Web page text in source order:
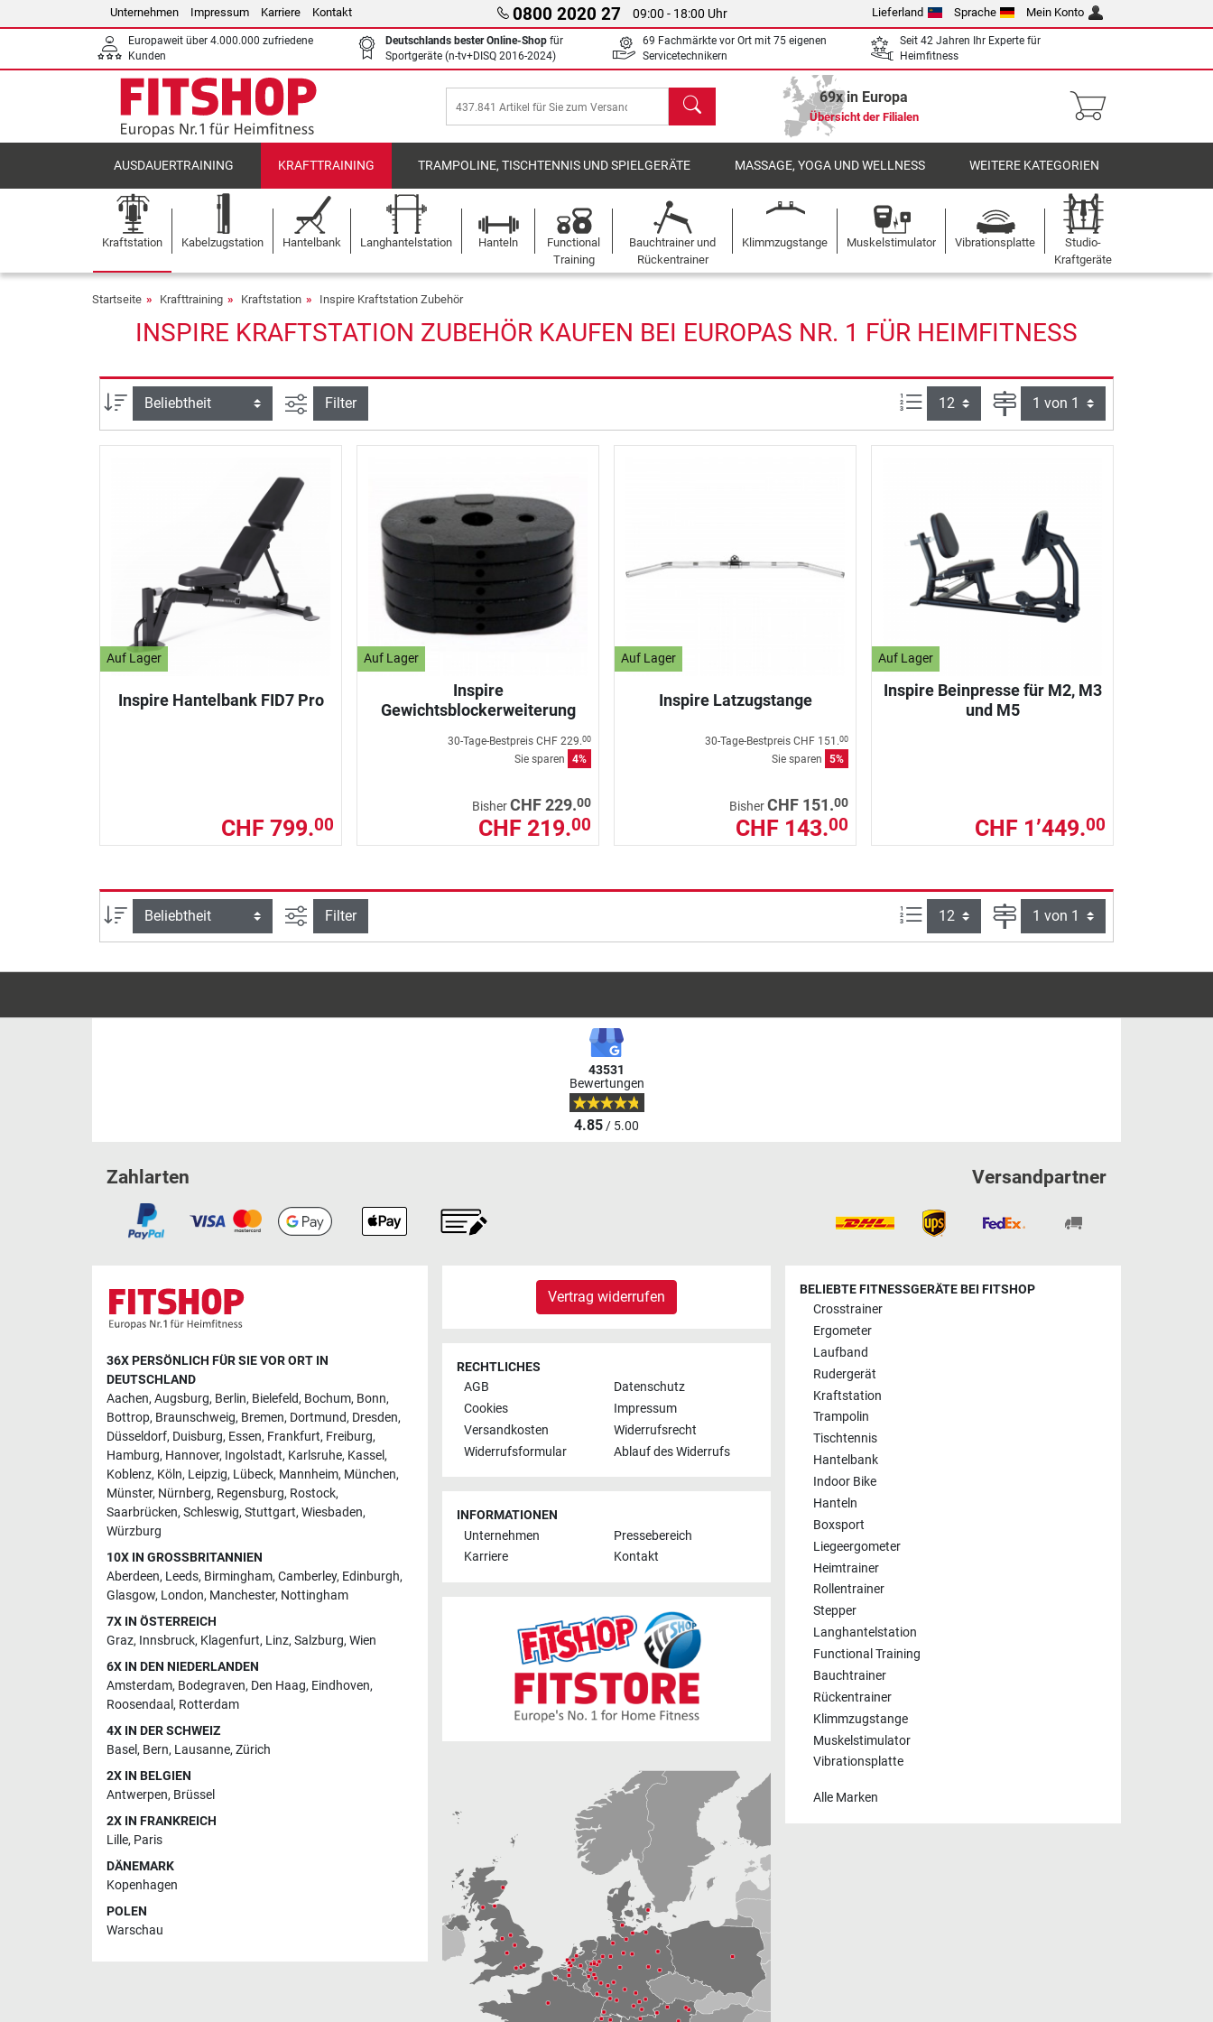
Unternehmen Impressum Karriere Kontakt 0800 2020 27 09:00 - 18:00 Uhr Lieferland Sprache Mein Konto
Europaweit über 4.000.000 zufriedene
Kunden
Deutschlands bester Online-Shop für
Sportgeräte (n-tv+DISQ 2016-2024)
69 Fachmärkte vor Ort mit 75 eigenen
Servicetechnikern
Seit 42 Jahren Ihr Experte für
Heimfitness
Suchen 69x in Europa
Übersicht der Filialen
AUSDAUERTRAINING KRAFTTRAINING TRAMPOLINE, TISCHTENNIS UND SPIELGERÄTE MASSAGE, YOGA UND WELLNESS WEITERE KATEGORIEN
Kraftstation Kabelzugstation Hantelbank Langhantelstation Hanteln
Functional
Training
Bauchtrainer und
Rückentrainer
Klimmzugstange Muskelstimulator Vibrationsplatte
Studio-
Kraftgeräte
Startseite Krafttraining Kraftstation Inspire Kraftstation Zubehör
INSPIRE KRAFTSTATION ZUBEHÖR KAUFEN BEI EUROPAS NR. 1 FÜR HEIMFITNESS
Sortierung Ansicht filtern
Filter Artikel pro Seite: Seite
Auf Lager
Inspire Hantelbank FID7 Pro
CHF 799.00
Auf Lager
Inspire
Gewichtsblockerweiterung
30-Tage-Bestpreis CHF 229.00
Sie sparen 4%
BisherCHF 229.00
CHF 219.00
Auf Lager
Inspire Latzugstange
30-Tage-Bestpreis CHF 151.00
Sie sparen 5%
BisherCHF 151.00
CHF 143.00
Auf Lager
Inspire Beinpresse für M2, M3
und M5
CHF 1’449.00
Sortierung Ansicht filtern
Filter Artikel pro Seite: Seite
43531
Bewertungen
4.85/ 5.00
Zahlarten Versandpartner
36X PERSÖNLICH FÜR SIE VOR ORT IN
DEUTSCHLAND
Aachen, Augsburg, Berlin, Bielefeld, Bochum, Bonn,
Bottrop, Braunschweig, Bremen, Dortmund, Dresden,
Düsseldorf, Duisburg, Essen, Frankfurt, Freiburg,
Hamburg, Hannover, Ingolstadt, Karlsruhe, Kassel,
Koblenz, Köln, Leipzig, Lübeck, Mannheim, München,
Münster, Nürnberg, Regensburg, Rostock,
Saarbrücken, Schleswig, Stuttgart, Wiesbaden,
Würzburg
10X IN GROSSBRITANNIEN
Aberdeen, Leeds, Birmingham, Camberley, Edinburgh,
Glasgow, London, Manchester, Nottingham
7X IN ÖSTERREICH
Graz, Innsbruck, Klagenfurt, Linz, Salzburg, Wien
6X IN DEN NIEDERLANDEN
Amsterdam, Bodegraven, Den Haag, Eindhoven,
Roosendaal , Rotterdam
4X IN DER SCHWEIZ
Basel, Bern, Lausanne, Zürich
2X IN BELGIEN
Antwerpen, Brüssel
2X IN FRANKREICH
Lille, Paris
DÄNEMARK
Kopenhagen
POLEN
Warschau
Vertrag widerrufen
RECHTLICHES
AGB
Datenschutz
Cookies
Impressum
Versandkosten
Widerrufsrecht
Widerrufsformular
Ablauf des Widerrufs
INFORMATIONEN
Unternehmen
Pressebereich
Karriere
Kontakt
BELIEBTE FITNESSGERÄTE BEI FITSHOP
Crosstrainer
Ergometer
Laufband
Rudergerät
Kraftstation
Trampolin
Tischtennis
Hantelbank
Indoor Bike
Hanteln
Boxsport
Liegeergometer
Heimtrainer
Rollentrainer
Stepper
Langhantelstation
Functional Training
Bauchtrainer
Rückentrainer
Klimmzugstange
Muskelstimulator
Vibrationsplatte
Alle Marken